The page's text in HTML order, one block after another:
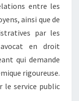
A
I
R
E
entre les
ainsi que de
par les
avocat en droit
qui demande
rigoureuse.
le service public